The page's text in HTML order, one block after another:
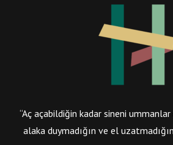
“Aç açabildiğin kadar sineni
alaka duymadığın ve el